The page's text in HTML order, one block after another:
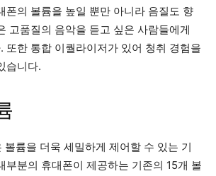
폰의 볼륨을 높일 뿐만 아니라 음질도 향
고품질의 음악을 듣고 싶은 사람들에게
또한 통합 이퀄라이저가 있어 청취 경험을
습니다.
륨을 더욱 세밀하게 제어할 수 있는 기
부분의 휴대폰이 제공하는 기존의 15개 볼